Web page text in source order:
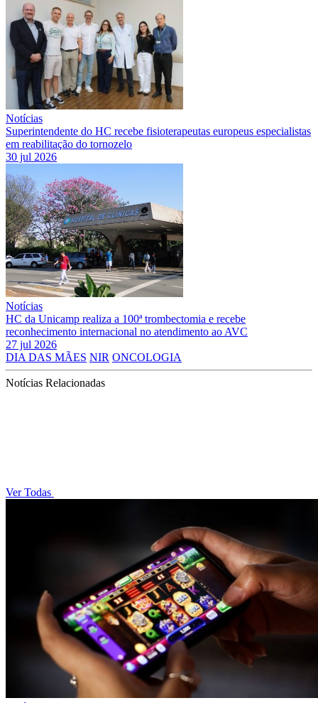
Notícias
Superintendente do HC recebe fisioterapeutas europeus especialistas
em reabilitação do tornozelo
30 jul 2026
Notícias
HC da Unicamp realiza a 100ª trombectomia e recebe
reconhecimento internacional no atendimento ao AVC
27 jul 2026
DIA DAS MÃES NIR ONCOLOGIA
Notícias Relacionadas
Ver Todas